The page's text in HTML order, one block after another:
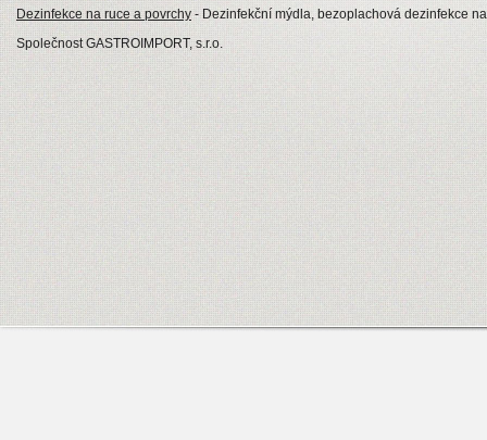
Dezinfekce na ruce a povrchy - Dezinfekční mýdla, bezoplachová dezinfekce
Společnost GASTROIMPORT, s.r.o.